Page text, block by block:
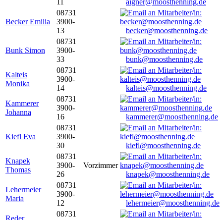
aigner@moosthenning.de
Becker Emilia
08731
3900-
13
becker@moosthenning.de
Bunk Simon
08731
3900-
33
bunk@moosthenning.de
Kalteis
Monika
08731
3900-
14
kalteis@moosthenning.de
Kammerer
Johanna
08731
3900-
16
kammerer@moosthenning.de
Kiefl Eva
08731
3900-
30
kiefl@moosthenning.de
Knapek
Thomas
08731
3900-
26
Vorzimmer
knapek@moosthenning.de
Lehermeier
Maria
08731
3900-
12
lehermeier@moosthenning.de
08731